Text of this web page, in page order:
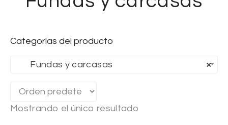
Categorías del producto
×
Fundas y carcasas
Mostrando el único resultado